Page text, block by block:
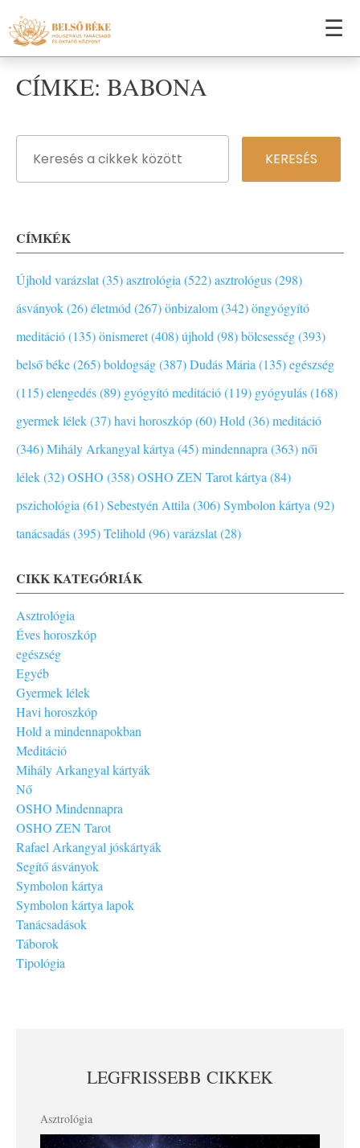
☰
CÍMKE: BABONA
CÍMKÉK
Újhold varázslat (35)asztrológia (522)asztrológus (298)
ásványok (26)életmód (267)önbizalom (342)öngyógyító
meditáció (135)önismeret (408)újhold (98)bölcsesség (393)
belső béke (265)boldogság (387)Dudás Mária (135)egészség
(115)elengedés (89) gyógyító meditáció (119) gyógyulás (168)
gyermek lélek (37)havi horoszkóp (60)Hold (36)meditáció
(346)Mihály Arkangyal kártya (45)mindennapra (363)női
lélek (32)OSHO (358)OSHO ZEN Tarot kártya (84)
pszichológia (61)Sebestyén Attila (306)Symbolon kártya (92)
tanácsadás (395)Telihold (96)varázslat (28)
CIKK KATEGÓRIÁK
Asztrológia
Éves horoszkóp
egészség
Egyéb
Gyermek lélek
Havi horoszkóp
Hold a mindennapokban
Meditáció
Mihály Arkangyal kártyák
Nő
OSHO Mindennapra
OSHO ZEN Tarot
Rafael Arkangyal jóskártyák
Segítő ásványok
Symbolon kártya
Symbolon kártya lapok
Tanácsadások
Táborok
Tipológia
LEGFRISSEBB CIKKEK
Asztrológia